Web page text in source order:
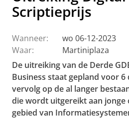
Scriptieprijs
Wanneer:
wo 06-12-2023
Waar:
Martiniplaza
De uitreiking van de Derde
Business staat gepland voor 6
vervolg op de al langer
die wordt uitgereikt aan jonge
gebied van